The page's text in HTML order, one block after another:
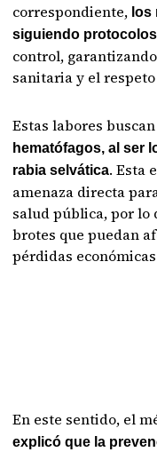
correspondiente, los
siguiendo
control,
sanitaria y el
Estas labores
hematófagos, al ser
rabia selvática. Esta
amenaza directa
salud pública, por lo
brotes que puedan
pérdidas
En este sentido, el
explicó que la